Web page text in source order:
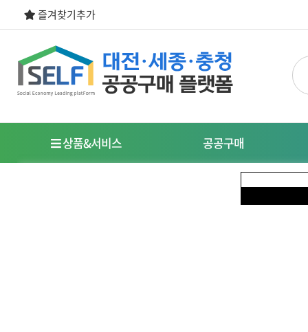
즐겨찾기추가
상품&서비스 공공구매
사회적경제기업이란?